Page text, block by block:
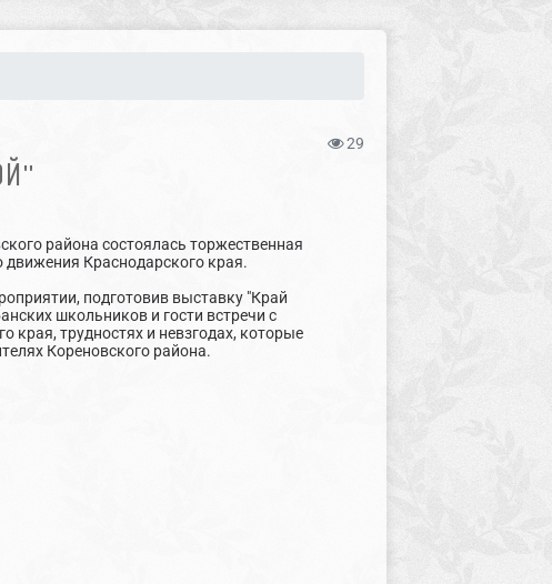
29
района состоялась торжественная
Краснодарского края.
подготовив выставку "Край
школьников и гости встречи с
края, трудностях и невзгодах, которые
Кореновского района.